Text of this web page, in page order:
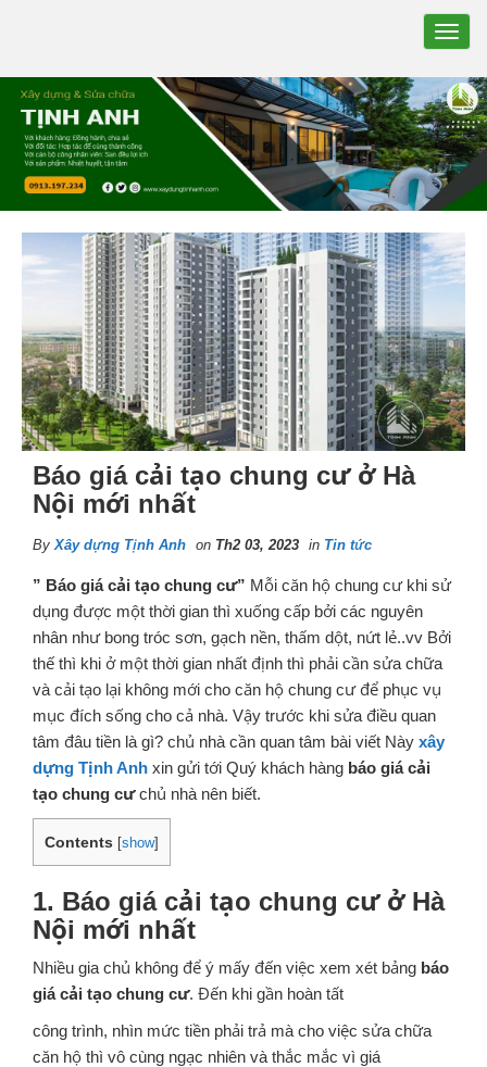
Báo giá cải tạo chung cư ở Hà
Nội mới nhất
By Xây dựng Tịnh Anh on Th2 03, 2023 in Tin tức
” Báo giá cải tạo chung cư” Mỗi căn hộ chung cư khi sử
dụng được một thời gian thì xuống cấp bởi các nguyên
nhân như bong tróc sơn, gạch nền, thấm dột, nứt lẻ..vv Bởi
thế thì khi ở một thời gian nhất định thì phải cần sửa chữa
và cải tạo lại không mới cho căn hộ chung cư để phục vụ
mục đích sống cho cả nhà. Vậy trước khi sửa điều quan
tâm đâu tiền là gì? chủ nhà cần quan tâm bài viết Này xây
dựng Tịnh Anh xin gửi tới Quý khách hàng báo giá cải
tạo chung cưchủ nhà nên biết.
Contents [show]
1. Báo giá cải tạo chung cư ở Hà
Nội mới nhất
Nhiều gia chủ không để ý mấy đến việc xem xét bảng báo
giá cải tạo chung cư. Đến khi gần hoàn tất
công trình, nhìn mức tiền phải trả mà cho việc sửa chữa
căn hộ thì vô cùng ngạc nhiên và thắc mắc vì giá